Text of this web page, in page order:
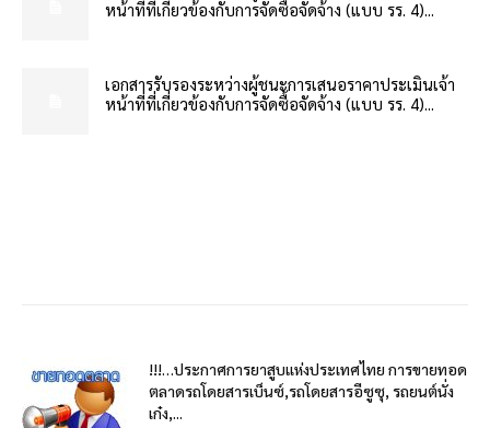
หน้าที่ที่เกี่ยวข้องกับการจัดซื้อจัดจ้าง (แบบ รร. 4)...
เอกสารรับรองระหว่างผู้ชนะการเสนอราคาประเมินเจ้า
หน้าที่ที่เกี่ยวข้องกับการจัดซื้อจัดจ้าง (แบบ รร. 4)...
!!!…ประกาศการยาสูบแห่งประเทศไทย การขายทอด
ตลาดรถโดยสารเบ็นซ์,รถโดยสารอีซูซุ, รถยนต์นั่ง
เก๋ง,...